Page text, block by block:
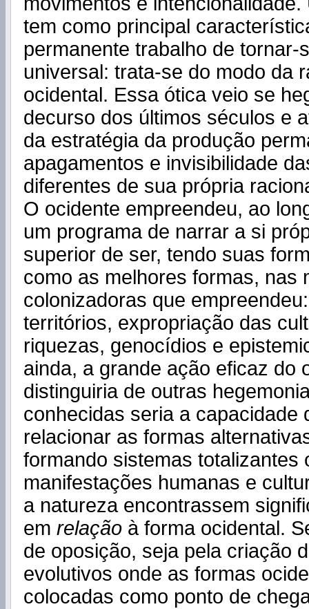
tem como principal
permanente trabalho de tornar-
universal: trata-se do modo da
ocidental. Essa ótica veio se
decurso dos últimos séculos e
da estratégia da produção
apagamentos e invisibilidade
diferentes de sua própria
O ocidente empreendeu, ao
um programa de narrar a si
superior de ser, tendo suas
como as melhores formas, nas
colonizadoras que
territórios, expropriação das
riquezas, genocídios e
ainda, a grande ação eficaz do
distinguiria de outras
conhecidas seria a capacidade
relacionar as formas
formando sistemas totalizantes
manifestações humanas e
a natureza encontrassem
em relação à forma ocidental.
de oposição, seja pela criação
evolutivos onde as formas
colocadas como ponto de